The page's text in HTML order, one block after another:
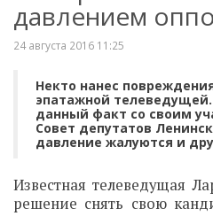
давлением
24 августа 2016 11:25
Некто нанес
эпатажной
данный факт со своим
Совет депутатов
давление жалуются и
Известная телеведущая
решение снять свою